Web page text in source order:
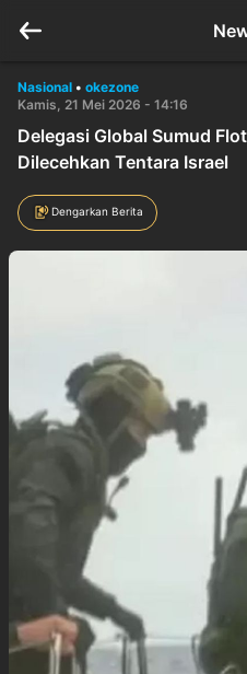
Nasional • okezone
Kamis, 21 Mei 2026 - 14:16
Delegasi Global Sumud
Dilecehkan Tentara Israel
Dengarkan Berita